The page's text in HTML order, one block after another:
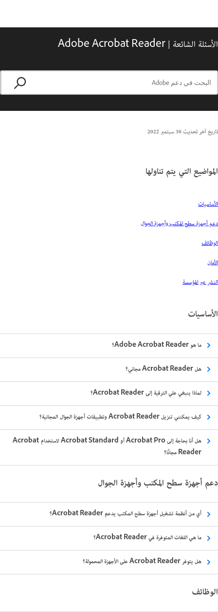
الأسئلة الشائعة | Adobe Acrobat Reader
تاريخ آخر تحديث30 سبتمبر 2022
المواضيع التي يتم تناولها
الأساسيات
دعم أجهزة سطح المكتب وأجهزة الجوال
الوظائف
الأمان
النشر عبر المؤسسة
الأساسيات
ما هو Adobe Acrobat Reader؟
هل Acrobat Reader مجاني؟
لماذا ينبغي علي الترقية إلى Acrobat Reader؟
كيف يمكنني تنزيل Acrobat Reader وتطبيقات أجهزة الجوال المجانية؟
هل أنا بحاجة إلى Acrobat Pro أو Acrobat Standard لاستخدام Acrobat
Reader مجانًا؟
دعم أجهزة سطح المكتب وأجهزة الجوال
أي من أنظمة تشغيل أجهزة سطح المكتب يدعم Acrobat Reader؟
ما هي اللغات المتوفرة في Acrobat Reader؟
هل يتوفر Acrobat Reader على الأجهزة المحمولة؟
الوظائف